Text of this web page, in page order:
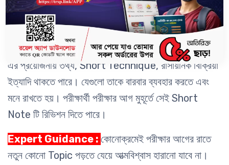
Preparation নেওয়া উচিত?
এক্ষেত্রে পরীক্ষার্থী প্রস্তুতি নেবার সময় একটি Short Note
তৈরি করতে পারে যেখানে Math, Physics ও Chemistry
এর প্রয়োজনীয় তথ্য, Short Technique, রাসায়নিক বিক্রিয়া
ইত্যাদি থাকতে পারে। যেগুলো তাকে বারবার ব্যবহার করতে এবং
মনে রাখতে হয়। পরীক্ষার্থী পরীক্ষার আগ মুহূর্তে সেই Short
Note টি রিভিশন দিতে পারে।
Expert Guidance : কোনোক্রমেই পরীক্ষার আগের রাতে
নতুন কোনো Topic পড়তে যেয়ে আত্মবিশ্বাস হারানো যাবে না।